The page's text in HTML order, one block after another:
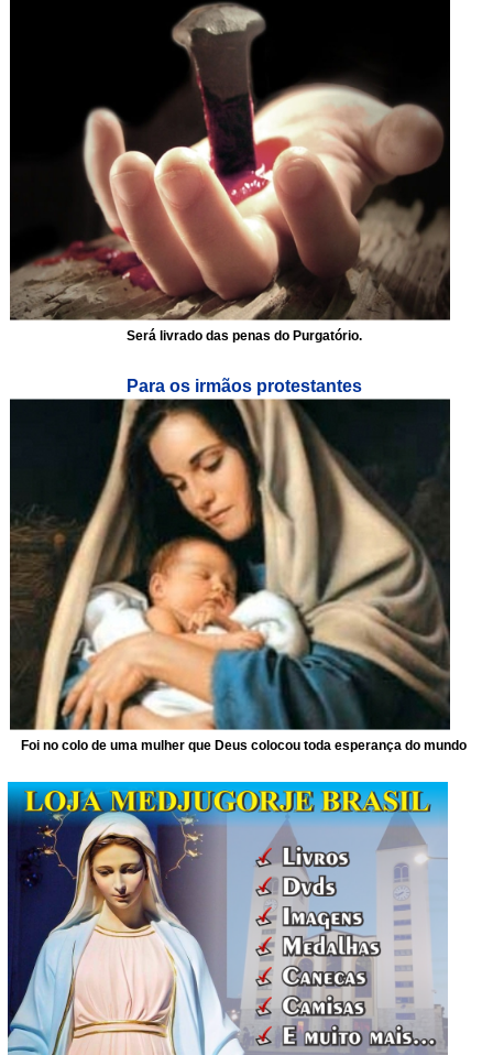
Será livrado das penas do Purgatório.
Para os irmãos protestantes
Foi no colo de uma mulher que Deus colocou toda esperança do mundo